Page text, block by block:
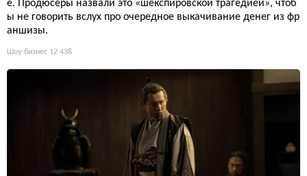
е. Продюсеры назвали это «шекспировской трагедией», чтоб
ы не говорить вслух про очередное выкачивание денег из фр
аншизы.
Шоу-бизнес 12 438